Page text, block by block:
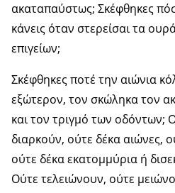
ακαταπαύστως; Σκέφθηκες
κάνεις όταν στερείσαι τα
επιγείων;
Σκέφθηκες ποτέ την αιώνια
εξώτερον, τον σκώληκα τον
και τον τριγμό των οδόντων;
διαρκούν, ούτε δέκα αιώνες,
ούτε δέκα εκατομμύρια ή
Ούτε τελειώνουν, ούτε